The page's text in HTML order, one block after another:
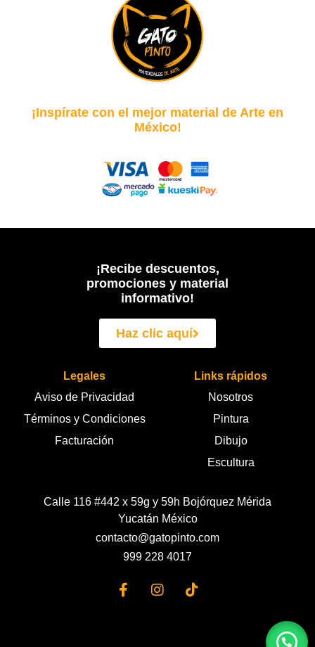
¡Inspírate con el mejor material de Arte en
México!
¡Recibe descuentos,
promociones y material
informativo!
Haz clic aquí
Legales
Aviso de Privacidad
Términos y Condiciones
Facturación
Links rápidos
Nosotros
Pintura
Dibujo
Escultura
Calle 116 #442 x 59g y 59h Bojórquez Mérida
Yucatán México
contacto@gatopinto.com
999 228 4017